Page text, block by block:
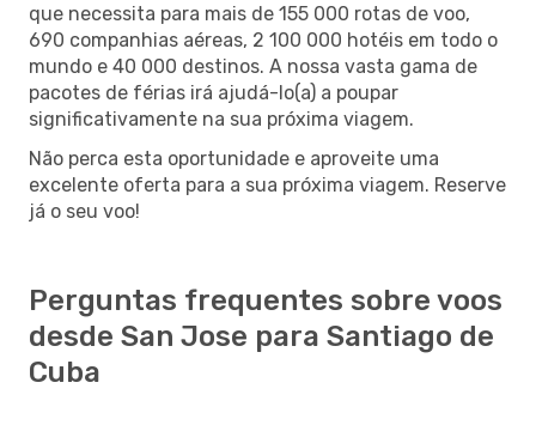
que necessita para mais de 155 000 rotas de voo,
690 companhias aéreas, 2 100 000 hotéis em todo o
mundo e 40 000 destinos. A nossa vasta gama de
pacotes de férias irá ajudá-lo(a) a poupar
significativamente na sua próxima viagem.
Não perca esta oportunidade e aproveite uma
excelente oferta para a sua próxima viagem. Reserve
já o seu voo!
Perguntas frequentes sobre voos
desde San Jose para Santiago de
Cuba